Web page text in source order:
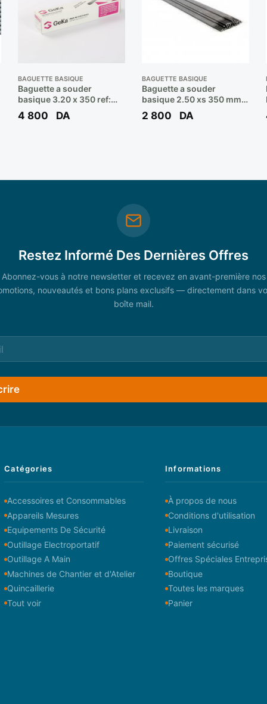
BAGUETTE BASIQUE
Baguette a souder
basique 3.20 x 350 ref:
7018 (b/5kgs 200 pcs) **
GEKA LASER B47
4 800 DA
BAGUETTE BASIQUE
Baguette a souder
basique 2.50 xs 350 mm
7018 ( poids 6.3 kg ) **
EULMA
2 800 DA
Restez Informé Des Dernières Offres
Abonnez-vous à notre newsletter et recevez en avant-première nos
nouveautés et bons plans exclusifs — directement dans
boîte mail.
Catégories
Accessoires et Consommables
Appareils Mesures
Equipements De Sécurité
Outillage Electroportatif
Outillage A Main
Machines de Chantier et d'Atelier
Quincaillerie
Tout voir
Informations
À propos de nous
Conditions d'utilisation
Livraison
Paiement sécurisé
Offres Spéciales
Boutique
Toutes les marques
Panier